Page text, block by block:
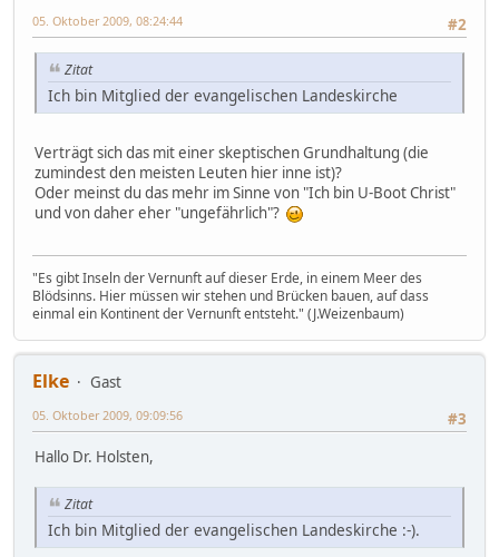
#2
05. Oktober 2009, 08:24:44
Zitat
Ich bin Mitglied der evangelischen Landeskirche
Verträgt sich das mit einer skeptischen Grundhaltung (die
zumindest den meisten Leuten hier inne ist)?
Oder meinst du das mehr im Sinne von "Ich bin U-Boot Christ"
und von daher eher "ungefährlich"?
"Es gibt Inseln der Vernunft auf dieser Erde, in einem Meer des
Blödsinns. Hier müssen wir stehen und Brücken bauen, auf dass
einmal ein Kontinent der Vernunft entsteht." (J.Weizenbaum)
Elke
Gast
#3
05. Oktober 2009, 09:09:56
Hallo Dr. Holsten,
Zitat
Ich bin Mitglied der evangelischen Landeskirche :-).